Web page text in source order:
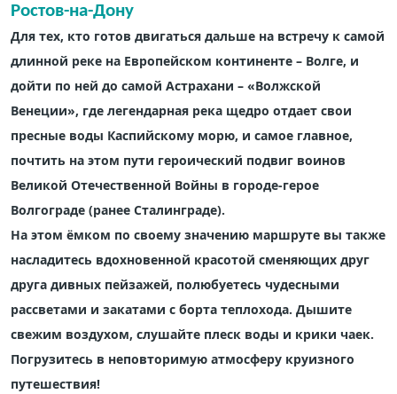
Ростов-на-Дону
Для тех, кто готов двигаться дальше на встречу к самой
длинной реке на Европейском континенте – Волге, и
дойти по ней до самой Астрахани – «Волжской
Венеции», где легендарная река щедро отдает свои
пресные воды Каспийскому морю, и самое главное,
почтить на этом пути героический подвиг воинов
Великой Отечественной Войны в городе-герое
Волгограде (ранее Сталинграде).
На этом ёмком по своему значению маршруте вы также
насладитесь вдохновенной красотой сменяющих друг
друга дивных пейзажей, полюбуетесь чудесными
рассветами и закатами с борта теплохода. Дышите
свежим воздухом, слушайте плеск воды и крики чаек.
Погрузитесь в неповторимую атмосферу круизного
путешествия!